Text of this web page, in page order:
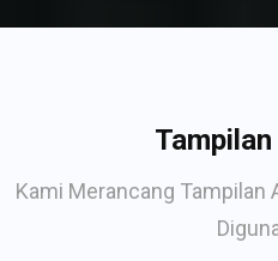
Kami Merancang Tampilan